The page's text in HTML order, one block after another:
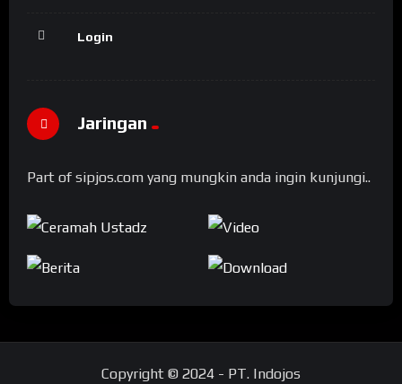
Login
Jaringan
Part of sipjos.com yang mungkin anda ingin kunjungi..
Copyright © 2024 - PT. Indojos